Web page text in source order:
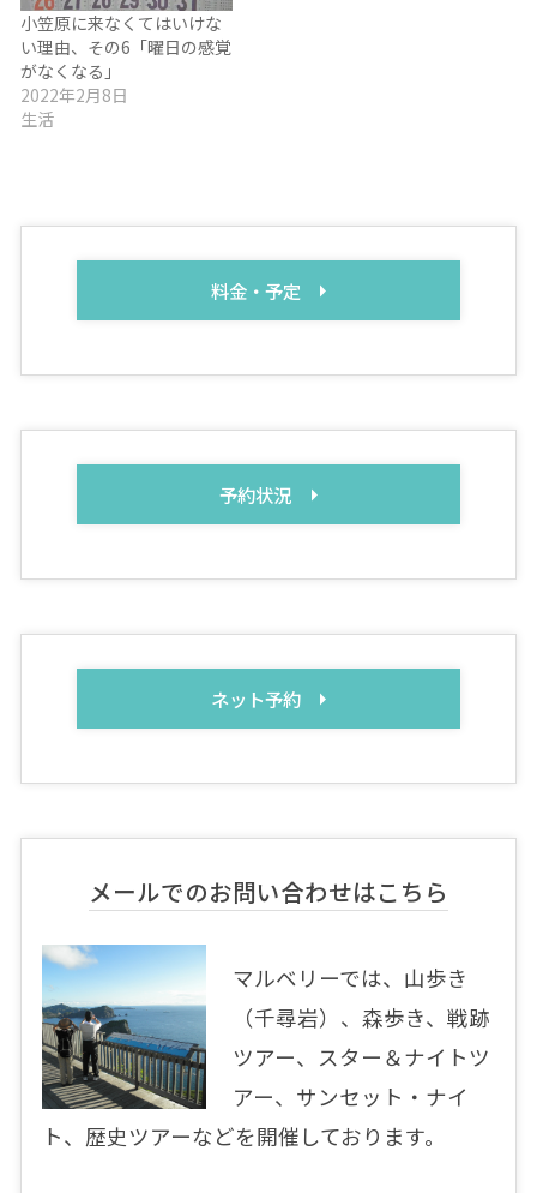
小笠原に来なくてはいけな
い理由、その6「曜日の感覚
がなくなる」
2022年2月8日
生活
料金・予定
予約状況
ネット予約
メールでのお問い合わせはこちら
マルベリーでは、山歩き
（千尋岩）、森歩き、戦跡
ツアー、スター＆ナイトツ
アー、サンセット・ナイ
ト、歴史ツアーなどを開催しております。